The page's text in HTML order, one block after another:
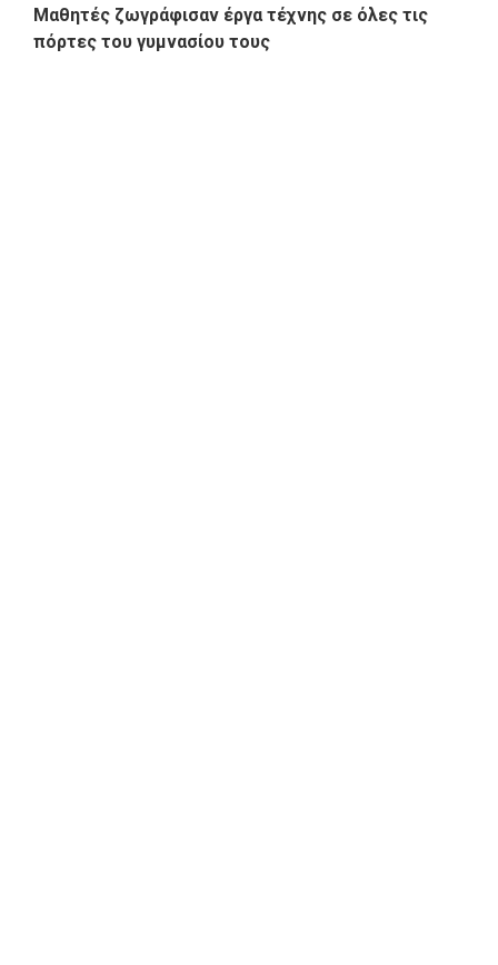
Μαθητές ζωγράφισαν έργα τέχνης σε όλες τις
πόρτες του γυμνασίου τους